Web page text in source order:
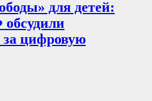
для детей:
за цифровую